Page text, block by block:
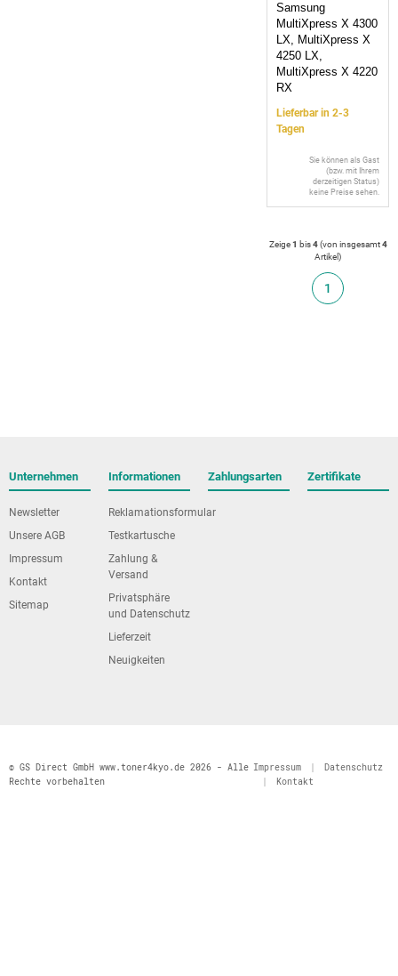
Samsung
MultiXpress X 4300
LX, MultiXpress X
4250 LX,
MultiXpress X 4220
RX
Lieferbar in 2-3
Tagen
Sie können als Gast
(bzw. mit Ihrem
derzeitigen Status)
keine Preise sehen.
Zeige1 bis4(von insgesamt4
Artikel)
1
Unternehmen
Newsletter
Unsere AGB
Impressum
Kontakt
Sitemap
Informationen
Reklamationsformular
Testkartusche
Zahlung &
Versand
Privatsphäre
und Datenschutz
Lieferzeit
Neuigkeiten
Zahlungsarten Zertifikate
© GS Direct GmbH www.toner4kyo.de 2026 - Alle
Rechte vorbehalten
Impressum
Datenschutz
Kontakt